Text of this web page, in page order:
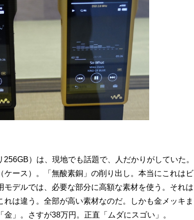
）は、現地でも話題で、人だかりがしていた。
ケース）。「無酸素銅」の削り出し。本当にこれはビ
モデルでは、必要な部分に高額な素材を使う。それは
は違う。全部が高い素材なのだ。しかも金メッキま
」。さすが38万円。正直「ムダにスゴい」。